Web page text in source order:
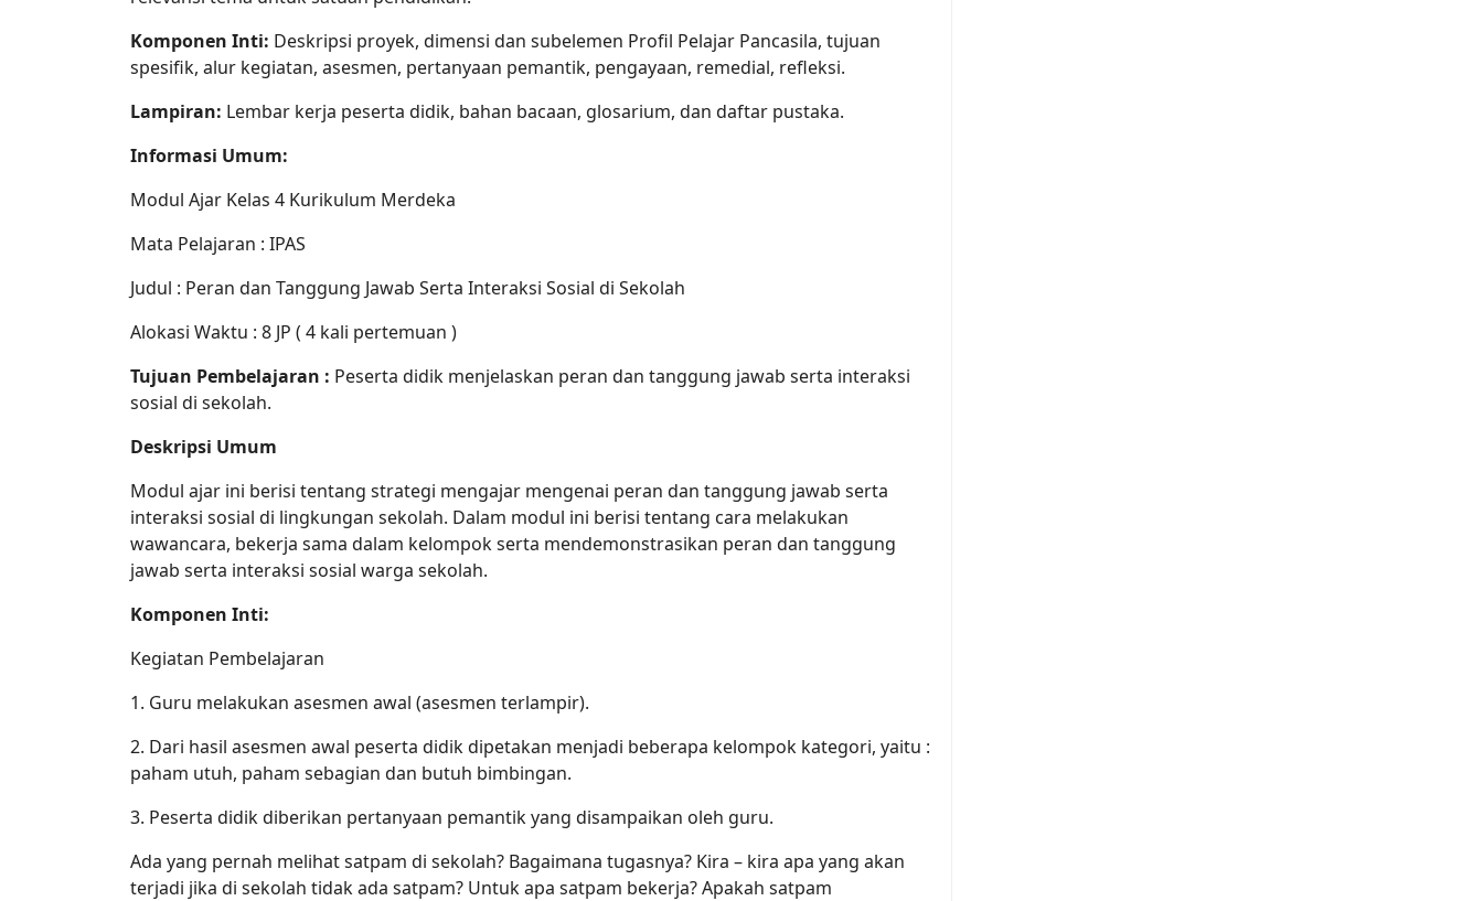
Komponen Inti: Deskripsi proyek, dimensi dan subelemen Profil Pelajar Pancasila, tujuan
spesifik, alur kegiatan, asesmen, pertanyaan pemantik, pengayaan, remedial, refleksi.
Lampiran: Lembar kerja peserta didik, bahan bacaan, glosarium, dan daftar pustaka.
Informasi Umum:
Modul Ajar Kelas 4 Kurikulum Merdeka
Mata Pelajaran : IPAS
Judul : Peran dan Tanggung Jawab Serta Interaksi Sosial di Sekolah
Alokasi Waktu : 8 JP ( 4 kali pertemuan )
Tujuan Pembelajaran : Peserta didik menjelaskan peran dan tanggung jawab serta interaksi
sosial di sekolah.
Deskripsi Umum
Modul ajar ini berisi tentang strategi mengajar mengenai peran dan tanggung jawab serta
interaksi sosial di lingkungan sekolah. Dalam modul ini berisi tentang cara melakukan
wawancara, bekerja sama dalam kelompok serta mendemonstrasikan peran dan tanggung
jawab serta interaksi sosial warga sekolah.
Komponen Inti:
Kegiatan Pembelajaran
1. Guru melakukan asesmen awal (asesmen terlampir).
2. Dari hasil asesmen awal peserta didik dipetakan menjadi beberapa kelompok kategori, yaitu :
paham utuh, paham sebagian dan butuh bimbingan.
3. Peserta didik diberikan pertanyaan pemantik yang disampaikan oleh guru.
Ada yang pernah melihat satpam di sekolah? Bagaimana tugasnya? Kira – kira apa yang akan
terjadi jika di sekolah tidak ada satpam? Untuk apa satpam bekerja? Apakah satpam